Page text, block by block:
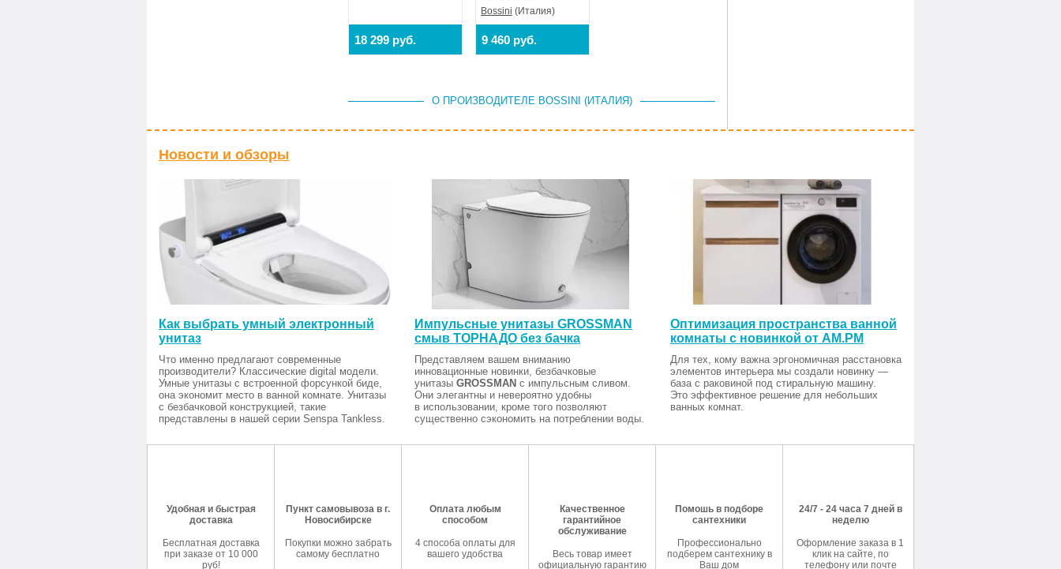
18 299 руб.
Bossini (Италия)
9 460 руб.
О ПРОИЗВОДИТЕЛЕ BOSSINI (ИТАЛИЯ)
Новости и обзоры
Как выбрать умный электронный
унитаз
Что именно предлагают современные
производители? Классические digital модели.
Умные унитазы с встроенной форсункой биде,
она экономит место в ванной комнате. Унитазы
с безбачковой конструкцией, такие
представлены в нашей серии Senspa Tankless.
Импульсные унитазы GROSSMAN
смыв ТОРНАДО без бачка
Представляем вашем вниманию
инновационные новинки, безбачковые
унитазы GROSSMAN с импульсным сливом.
Они элегантны и невероятно удобны
в использовании, кроме того позволяют
существенно сэкономить на потреблении воды.
Оптимизация пространства ванной
комнаты с новинкой от AM.PM
Для тех, кому важна эргономичная расстановка
элементов интерьера мы создали новинку —
база с раковиной под стиральную машину.
Это эффективное решение для небольших
ванных комнат.
Удобная и быстрая
доставка
Бесплатная доставка
при заказе от 10 000
руб!
Пункт самовывоза в г.
Новосибирске
Покупки можно забрать
самому бесплатно
Оплата любым
способом
4 способа оплаты для
вашего удобства
Качественное
гарантийное
обслуживание
Весь товар имеет
официальную гарантию
Помошь в подборе
сантехники
Профессионально
подберем сантехнику в
Ваш дом
24/7 - 24 часа 7 дней в
неделю
Оформление заказа в 1
клик на сайте, по
телефону или почте